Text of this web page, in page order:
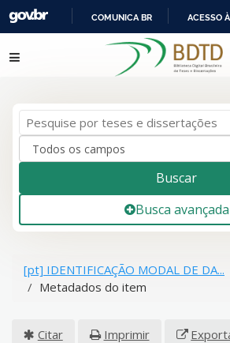
IR
PARA
COMUNICA BR ACESSO
Pular para o conteúdo
Buscar
Busca avançada
[pt] IDENTIFICAÇÃO MODAL DE DA...
Metadados do item
Citar Imprimir